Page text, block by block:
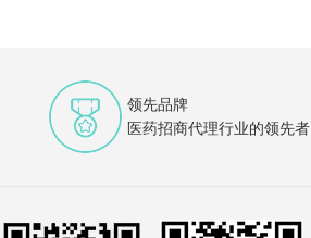
领先品牌
医药招商代理行业的领先者